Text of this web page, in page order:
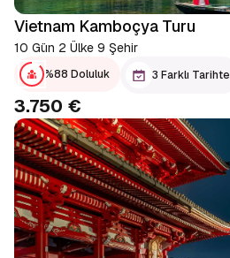
Vietnam Kamboçya Turu
10 Gün 2 Ülke 9 Şehir
%88 Doluluk 3 Farklı Tarihte
3.750 €